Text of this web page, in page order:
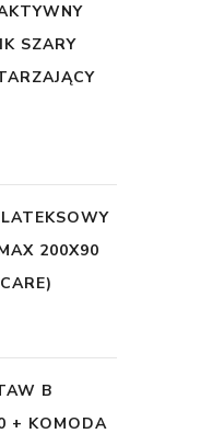
SZARY
200X90
B
+ KOMODA